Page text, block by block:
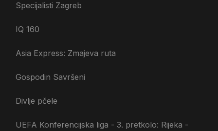
Specijalisti Zagreb
IQ 160
Asia Express: Zmajeva ruta
Gospodin Savršeni
Divlje pčele
UEFA Konferencijska liga - 3. pretkolo: Rijeka -